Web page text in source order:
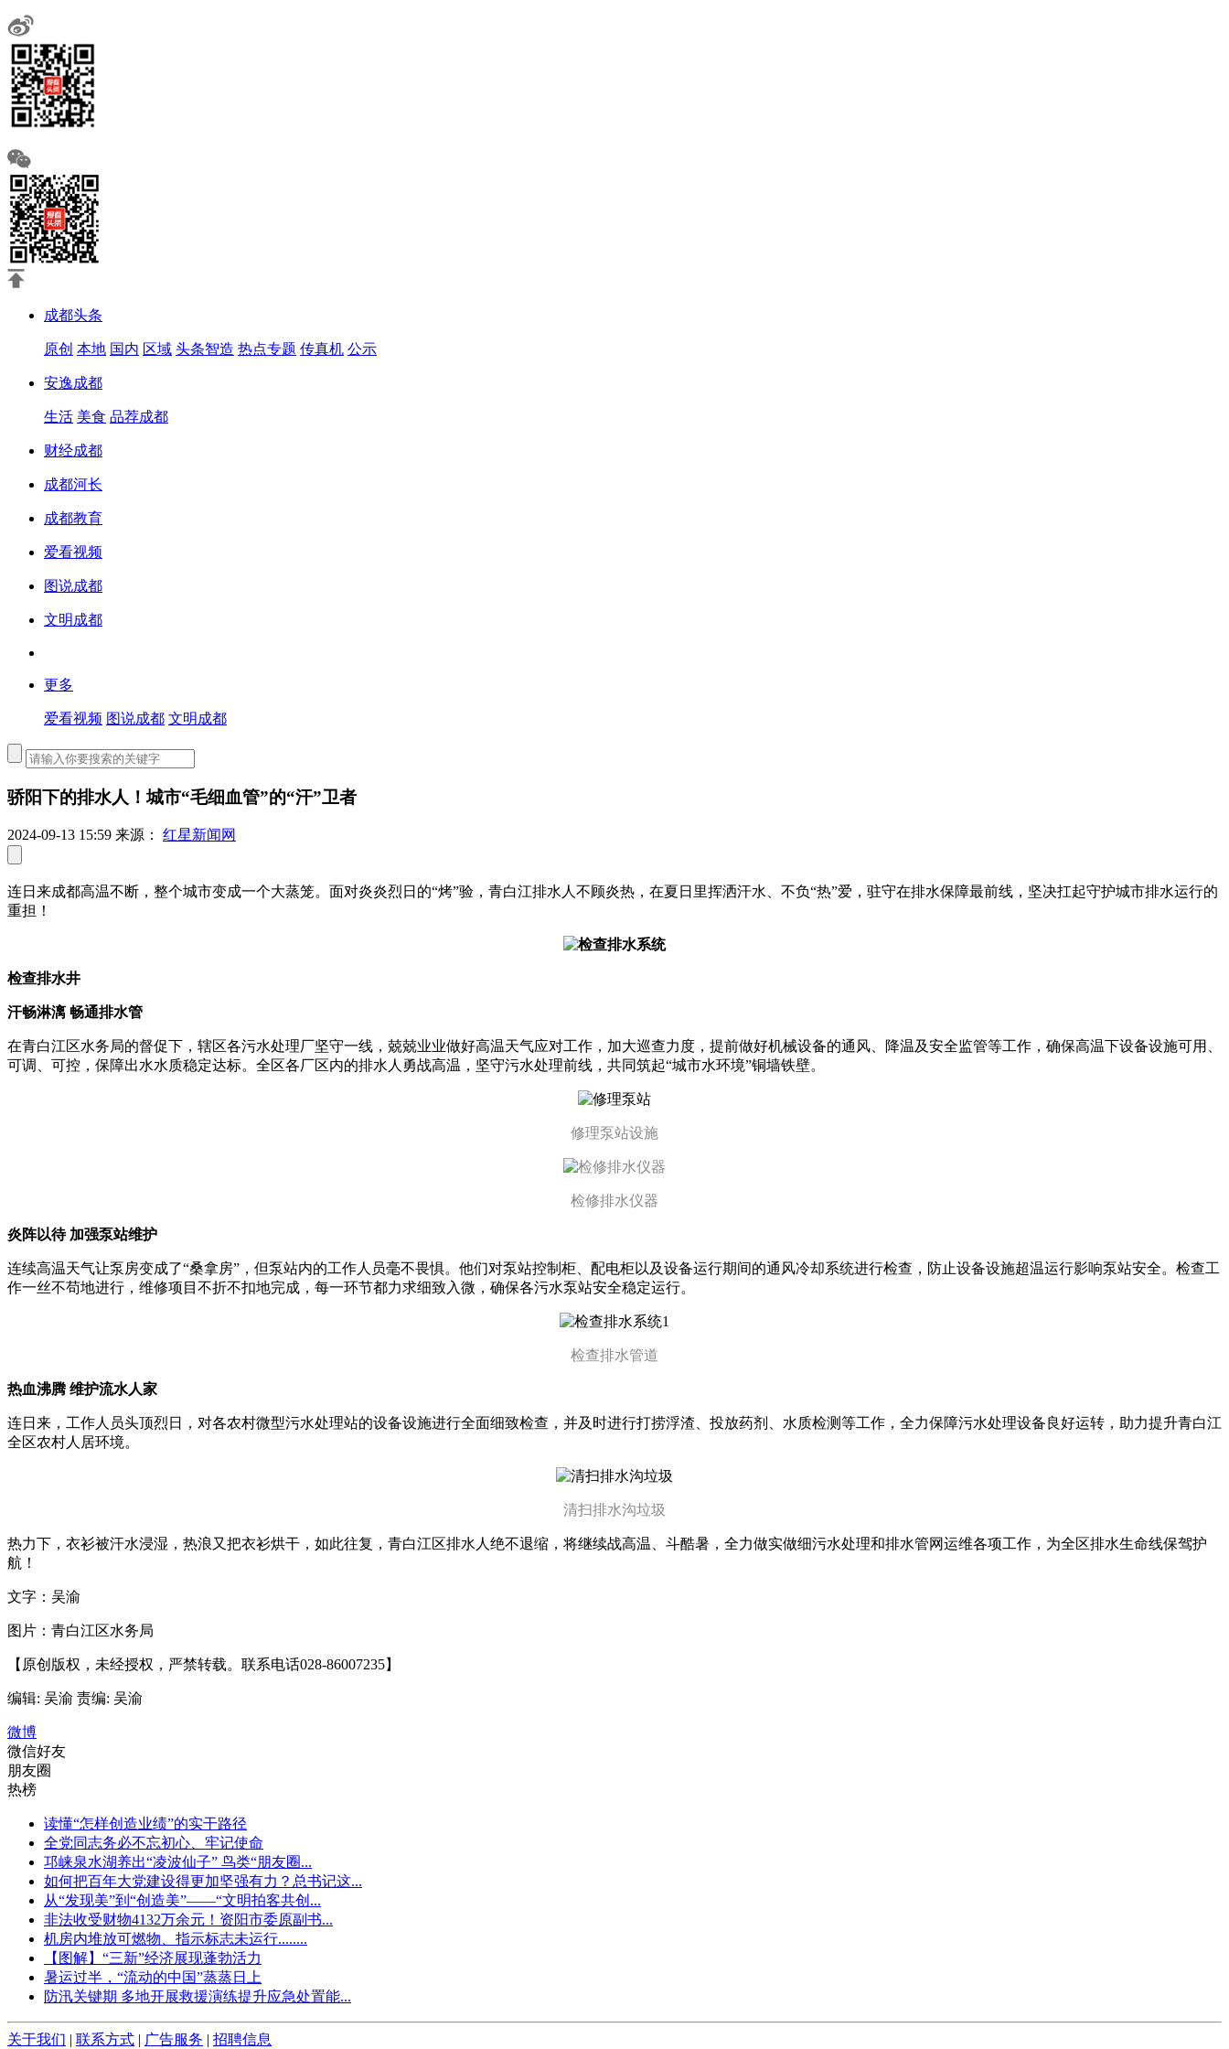
成都头条
原创 本地 国内 区域 头条智造 热点专题 传真机 公示
安逸成都
生活 美食 品荐成都
财经成都
成都河长
成都教育
爱看视频
图说成都
文明成都
更多
爱看视频 图说成都 文明成都
骄阳下的排水人！城市“毛细血管”的“汗”卫者
2024-09-13 15:59 来源： 红星新闻网
连日来成都高温不断，整个城市变成一个大蒸笼。面对炎炎烈日的“烤”验，青白江排水人不顾炎热，在夏日里挥洒汗水、不负“热”爱，驻守在排水保障最前线，坚决扛起守护城市排水运行的
重担！
检查排水井
汗畅淋漓 畅通排水管
在青白江区水务局的督促下，辖区各污水处理厂坚守一线，兢兢业业做好高温天气应对工作，加大巡查力度，提前做好机械设备的通风、降温及安全监管等工作，确保高温下设备设施可用、
可调、可控，保障出水水质稳定达标。全区各厂区内的排水人勇战高温，坚守污水处理前线，共同筑起“城市水环境”铜墙铁壁。
修理泵站设施
检修排水仪器
炎阵以待 加强泵站维护
连续高温天气让泵房变成了“桑拿房”，但泵站内的工作人员毫不畏惧。他们对泵站控制柜、配电柜以及设备运行期间的通风冷却系统进行检查，防止设备设施超温运行影响泵站安全。检查工
作一丝不苟地进行，维修项目不折不扣地完成，每一环节都力求细致入微，确保各污水泵站安全稳定运行。
检查排水管道
热血沸腾 维护流水人家
连日来，工作人员头顶烈日，对各农村微型污水处理站的设备设施进行全面细致检查，并及时进行打捞浮渣、投放药剂、水质检测等工作，全力保障污水处理设备良好运转，助力提升青白江
全区农村人居环境。
清扫排水沟垃圾
热力下，衣衫被汗水浸湿，热浪又把衣衫烘干，如此往复，青白江区排水人绝不退缩，将继续战高温、斗酷暑，全力做实做细污水处理和排水管网运维各项工作，为全区排水生命线保驾护
航！
文字：吴渝
图片：青白江区水务局
【原创版权，未经授权，严禁转载。联系电话028-86007235】
编辑: 吴渝 责编: 吴渝
微博
微信好友
朋友圈
热榜
读懂“怎样创造业绩”的实干路径
全党同志务必不忘初心、牢记使命
邛崃泉水湖养出“凌波仙子” 鸟类“朋友圈...
如何把百年大党建设得更加坚强有力？总书记这...
从“发现美”到“创造美”——“文明拍客共创...
非法收受财物4132万余元！资阳市委原副书...
机房内堆放可燃物、指示标志未运行........
【图解】“三新”经济展现蓬勃活力
暑运过半，“流动的中国”蒸蒸日上
防汛关键期 多地开展救援演练提升应急处置能...
关于我们 | 联系方式 | 广告服务 | 招聘信息